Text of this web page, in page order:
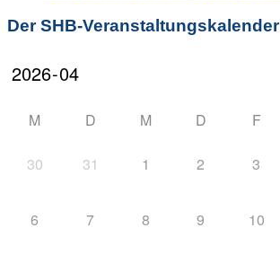
Der SHB-Veranstaltungskalender
M D M D F
30 31 1 2 3
6 7 8 9 10